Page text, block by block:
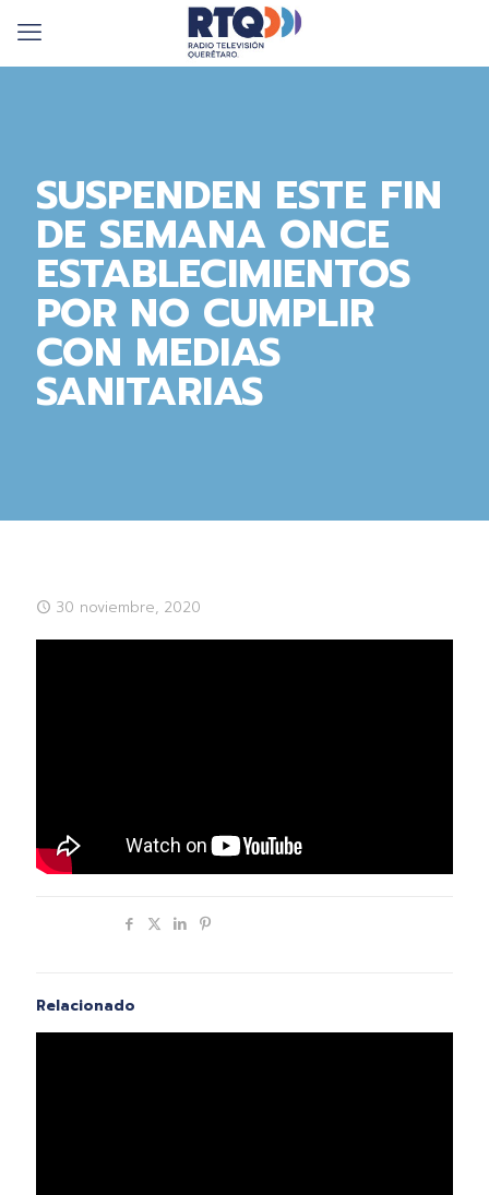
SUSPENDEN ESTE FIN
DE SEMANA ONCE
ESTABLECIMIENTOS
POR NO CUMPLIR
CON MEDIAS
SANITARIAS
30 noviembre, 2020
Relacionado